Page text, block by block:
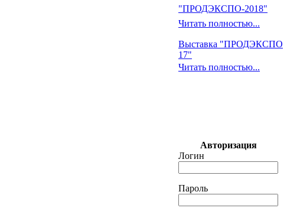
"ПРОДЭКСПО-2018"
Читать полностью...
Выставка "ПРОДЭКСПО
17"
Читать полностью...
Авторизация
Логин
Пароль